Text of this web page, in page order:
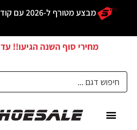
מבצע מטורף ל-2026 עם קוד הקופון –
מחירי סוף השנה הגיעו!! עד